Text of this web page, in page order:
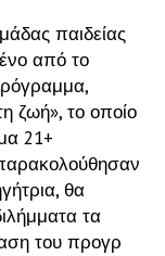
παιδείας
από το
ζωή», το οποίο
21+
θα
τα
του προγρ